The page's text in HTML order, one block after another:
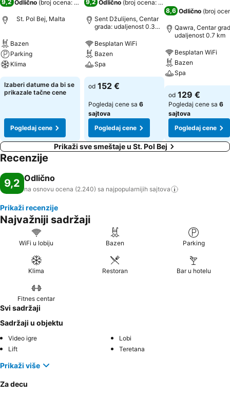
9,2 Odlično (broj ocena: 2.240)
St. Pol Bej, Malta
Bazen
Parking
Klima
Izaberi datume da bi se
prikazale tačne cene
Pogledaj cene
9,2 Odlično (broj ocena: 17.650
Sent Džulijens, Centar
grada: udaljenost 0.3
Besplatan WiFi
Bazen
Spa
od 152 €
Pogledaj cene sa 6
sajtova
Pogledaj cene
8,6 Odlično (broj
Qawra, Centar
udaljenost 0.7 km
Besplatan WiFi
Bazen
Spa
od 129 €
Pogledaj cene sa 6
sajtova
Pogledaj cene
Prikaži sve smeštaje u St. Pol Bej
Recenzije
9,2 Odlično
na osnovu ocena (2.240) sa najpopularnijih sajtova
Prikaži recenzije
Najvažniji sadržaji
WiFi u lobiju Bazen Parking
Klima Restoran Bar u hotelu
Fitnes centar
Svi sadržaji
Sadržaji u objektu
Video igre
Lobi
Lift
Teretana
Prikaži više
Za decu